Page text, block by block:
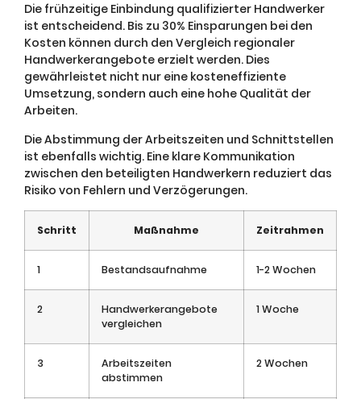
Die frühzeitige Einbindung qualifizierter Handwerker
ist entscheidend. Bis zu 30% Einsparungen bei den
Kosten können durch den Vergleich regionaler
Handwerkerangebote erzielt werden. Dies
gewährleistet nicht nur eine kosteneffiziente
Umsetzung, sondern auch eine hohe Qualität der
Arbeiten.
Die Abstimmung der Arbeitszeiten und Schnittstellen
ist ebenfalls wichtig. Eine klare Kommunikation
zwischen den beteiligten Handwerkern reduziert das
Risiko von Fehlern und Verzögerungen.
Schritt Maßnahme Zeitrahmen
1 Bestandsaufnahme 1-2 Wochen
2
Handwerkerangebote
vergleichen
1 Woche
3
Arbeitszeiten
abstimmen
2 Wochen